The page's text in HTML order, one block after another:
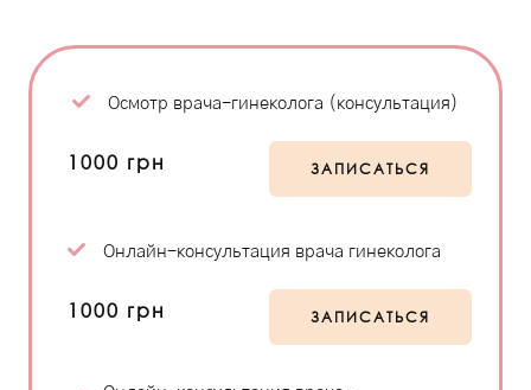
Осмотр врача-гинеколога (консультация)
1000 грн ЗАПИСАТЬСЯ
Онлайн-консультация врача гинеколога
1000 грн ЗАПИСАТЬСЯ